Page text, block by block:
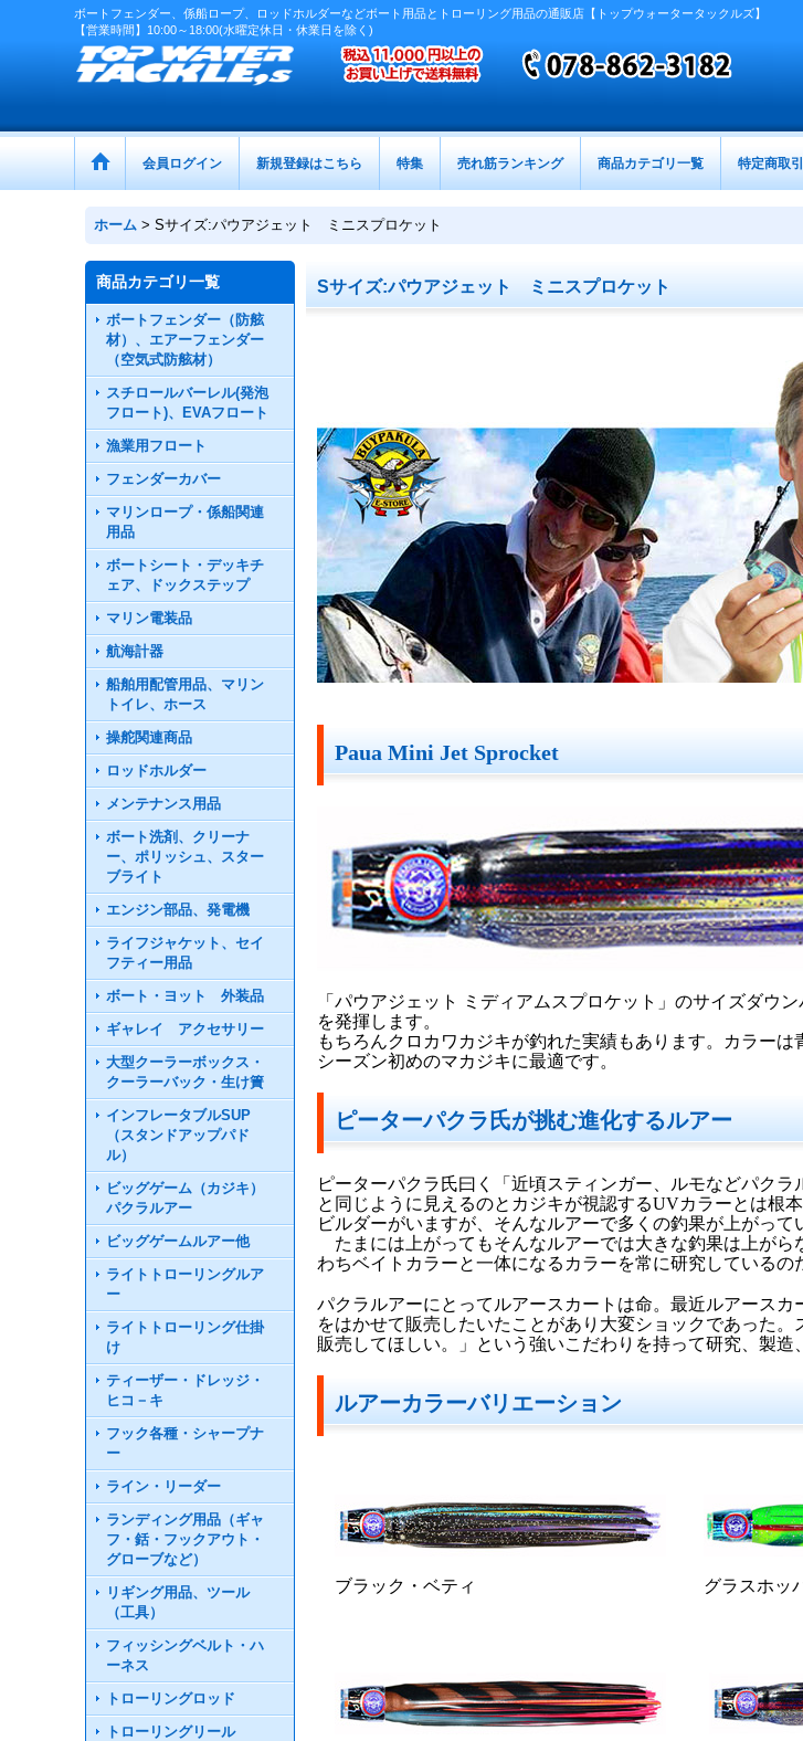
ボートフェンダー、係船ロープ、ロッドホルダーなどボート用品とトローリング用品の通販店【トップウォータータックルズ】
【営業時間】10:00～18:00(水曜定休日・休業日を除く)
会員ログイン 新規登録はこちら 特集 売れ筋ランキング 商品カテゴリ一覧 特定商取
ホーム > Sサイズ:パウアジェット ミニスプロケット
商品カテゴリ一覧
ボートフェンダー（防舷
材）、エアーフェンダー
（空気式防舷材）
スチロールバーレル(発泡
フロート)、EVAフロート
漁業用フロート
フェンダーカバー
マリンロープ・係船関連
用品
ボートシート・デッキチ
ェア、ドックステップ
マリン電装品
航海計器
船舶用配管用品、マリン
トイレ、ホース
操舵関連商品
ロッドホルダー
メンテナンス用品
ボート洗剤、クリーナ
ー、ポリッシュ、スター
ブライト
エンジン部品、発電機
ライフジャケット、セイ
フティー用品
ボート・ヨット 外装品
ギャレイ アクセサリー
大型クーラーボックス・
クーラーバック・生け簀
インフレータブルSUP
（スタンドアップパド
ル）
ビッグゲーム（カジキ）
パクラルアー
ビッグゲームルアー他
ライトトローリングルア
ー
ライトトローリング仕掛
け
ティーザー・ドレッジ・
ヒコ－キ
フック各種・シャープナ
ー
ライン・リーダー
ランディング用品（ギャ
フ・銛・フックアウト・
グローブなど）
リギング用品、ツール
（工具）
フィッシングベルト・ハ
ーネス
トローリングロッド
トローリングリール
Sサイズ:パウアジェット ミニスプロケット
Paua Mini Jet Sprocket
「パウアジェット ミディアムスプロケット」のサイズダウ
を発揮します。
もちろんクロカワカジキが釣れた実績もあります。カラーは
シーズン初めのマカジキに最適です。
ピーターパクラ氏が挑む進化するルアー
ピーターパクラ氏曰く「近頃スティンガー、ルモなどパク
と同じように見えるのとカジキが視認するUVカラーとは根
ビルダーがいますが、そんなルアーで多くの釣果が上がって
たまには上がってもそんなルアーでは大きな釣果は上がら
わちベイトカラーと一体になるカラーを常に研究しているの
パクラルアーにとってルアースカートは命。最近ルアース
をはかせて販売したいたことがあり大変ショックであった
販売してほしい。」という強いこだわりを持って研究、製造
ルアーカラーバリエーション
ブラック・ベティ グラスホッ